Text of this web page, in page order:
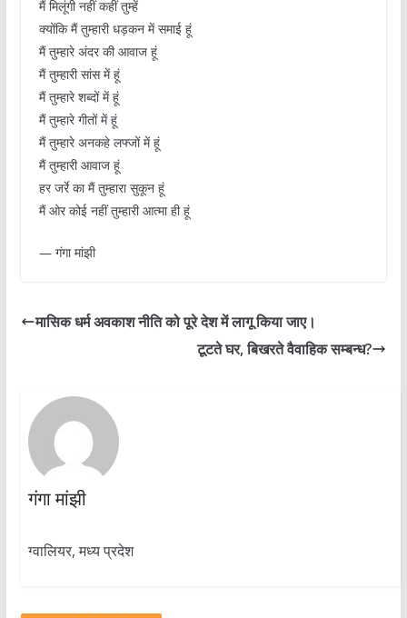
मैं मिलूंगी नहीं कहीं तुम्हें
क्योंकि मैं तुम्हारी धड़कन में समाई हूं
मैं तुम्हारे अंदर की आवाज हूं
मैं तुम्हारी सांस में हूं
मैं तुम्हारे शब्दों में हूं
मैं तुम्हारे गीतों में हूं
मैं तुम्हारे अनकहे लफ्जों में हूं
मैं तुम्हारी आवाज हूं
हर जर्रे का मैं तुम्हारा सुकून हूं
मैं ओर कोई नहीं तुम्हारी आत्मा ही हूं
— गंगा मांझी
मासिक धर्म अवकाश नीति को पूरे देश में लागू किया जाए।
टूटते घर, बिखरते वैवाहिक सम्बन्ध?
गंगा मांझी
ग्वालियर, मध्य प्रदेश